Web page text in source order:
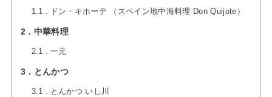
1.1 ドン・キホーテ （スペイン地中海料理 Don Quijote）
2 中華料理
2.1 一元
3 とんかつ
3.1 とんかつ いし川